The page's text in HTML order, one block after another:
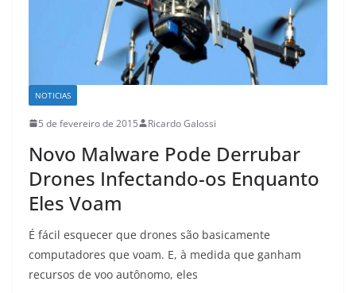
NOTICIAS
5 de fevereiro de 2015 Ricardo Galossi
Novo Malware Pode Derrubar
Drones Infectando-os Enquanto
Eles Voam
É fácil esquecer que drones são basicamente
computadores que voam. E, à medida que ganham
recursos de voo autônomo, eles